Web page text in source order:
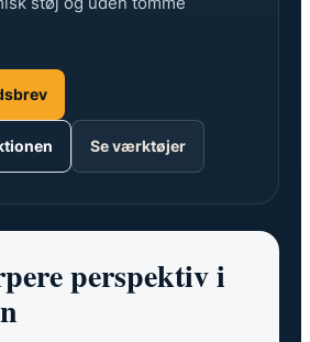
Se værktøjer
perspektiv i